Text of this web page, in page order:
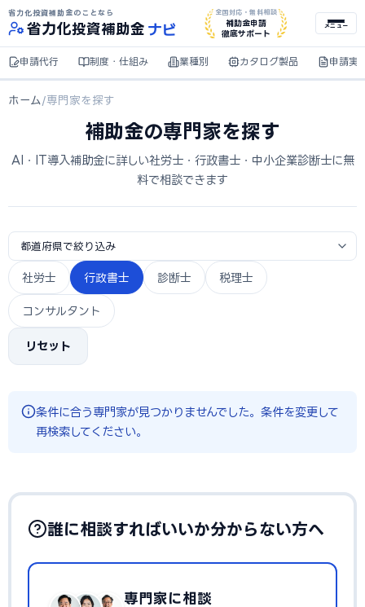
省力化投資補助金のことなら
省力化投資補助金 ナビ
全国対応・無料相談
補助金申請
徹底サポート
メニュー
申請代行 制度・仕組み 業種別 カタログ製品 申請実
ホーム /専門家を探す
補助金の専門家を探す
AI・IT導入補助金に詳しい社労士・行政書士・中小企業診断士に無
料で相談できます
社労士 行政書士 診断士 税理士
コンサルタント
リセット
条件に合う専門家が見つかりませんでした。条件を変更して
再検索してください。
誰に相談すればいいか分からない方へ
専門家に相談